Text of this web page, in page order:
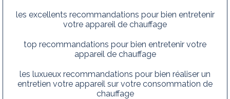
les excellents recommandations pour bien entretenir
votre appareil de chauffage
top recommandations pour bien entretenir votre
appareil de chauffage
les luxueux recommandations pour bien réaliser un
entretien votre appareil sur votre consommation de
chauffage